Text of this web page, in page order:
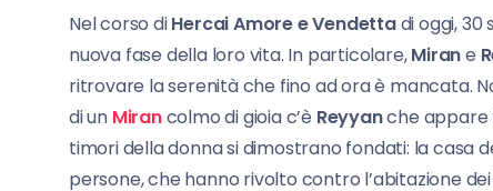
Nel corso diHercai Amore e Vendettadi oggi, 30
nuova fase della loro vita. In particolare,Mirane
ritrovare la serenità che fino ad ora è mancata.
di un Mirancolmo di gioia c’è Reyyanche appare
timori della donna si dimostrano fondati: la casa
persone, che hanno rivolto contro l’abitazione